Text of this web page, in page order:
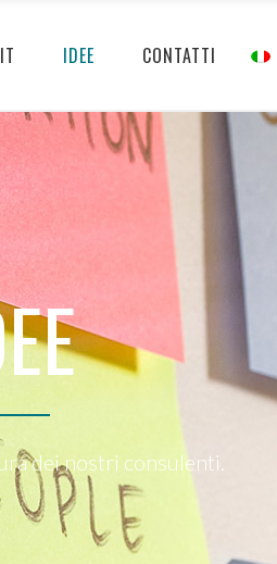
IDEE CONTATTI
dei nostri consulenti.